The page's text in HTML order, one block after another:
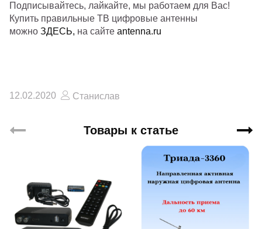
Подписывайтесь, лайкайте, мы работаем для Вас!
Купить правильные ТВ цифровые антенны
можно ЗДЕСЬ, на сайте antenna.ru
12.02.2020 Станислав
Товары к статье